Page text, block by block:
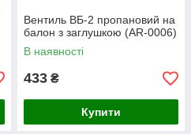
Вентиль ВБ-2 пропановий на
балон з заглушкою (AR-0006)
В наявності
433 ₴
Купити